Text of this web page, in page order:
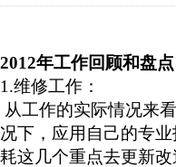
2012年工作回顾和盘点
1.维修工作：
从工作的实际情况来
况下，应用自己的专
耗这几个重点去更新